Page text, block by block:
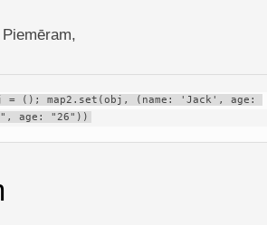
= (); map2.set(obj, (name: 'Jack', age:
age: "26"))